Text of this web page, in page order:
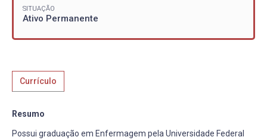
SITUAÇÃO
Ativo Permanente
Currículo
Resumo
Possui graduação em Enfermagem pela Universidade Federal